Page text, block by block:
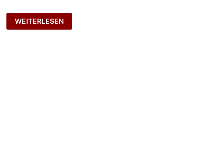
WOHLFÜHLGEHALT
WEITERLESEN